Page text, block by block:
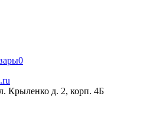
0
Крыленко д. 2, корп. 4Б